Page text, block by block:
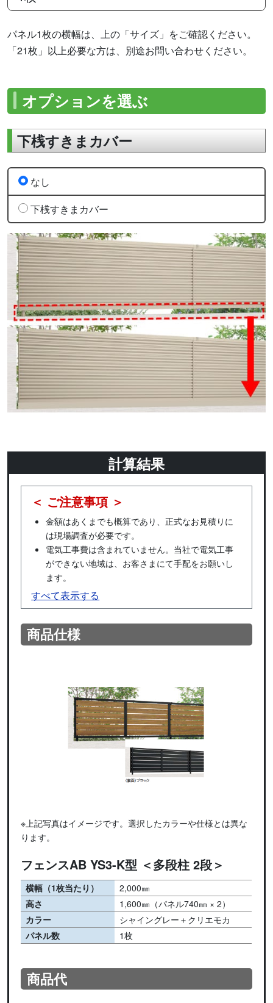
パネル1枚の横幅は、上の「サイズ」をご確認ください。
「21枚」以上必要な方は、別途お問い合わせください。
オプションを選ぶ
下桟すきまカバー
なし
下桟すきまカバー
計算結果
＜ ご注意事項 ＞
金額はあくまでも概算であり、正式なお見積りに
は現場調査が必要です。
電気工事費は含まれていません。当社で電気工事
ができない地域は、お客さまにて手配をお願いし
ます。
すべて表示する
商品仕様
※上記写真はイメージです。選択したカラーや仕様とは異な
ります。
フェンスAB YS3-K型 ＜多段柱 2段＞
横幅（1枚当たり）
2,000㎜
高さ
1,600㎜（パネル740㎜ × 2）
カラー
シャイングレー＋クリエモカ
パネル数
1枚
商品代